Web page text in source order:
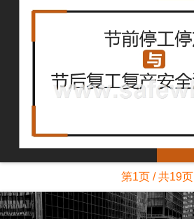
第1页 / 共19页